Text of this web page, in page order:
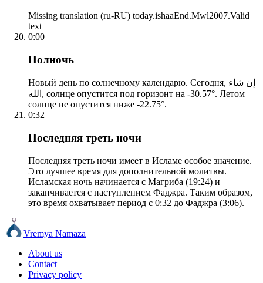
Missing translation (ru-RU) today.ishaaEnd.Mwl2007.Valid
text
0:00
Полночь
Новый день по солнечному календарю. Сегодня, إن شاء
الله, солнце опустится под горизонт на -30.57°. Летом
солнце не опустится ниже -22.75°.
0:32
Последняя треть ночи
Последняя треть ночи имеет в Исламе особое значение.
Это лучшее время для дополнительной молитвы.
Исламская ночь начинается с Магриба (19:24) и
заканчивается с наступлением Фаджра. Таким образом,
это время охватывает период с 0:32 до Фаджра (3:06).
Vremya Namaza
About us
Contact
Privacy policy